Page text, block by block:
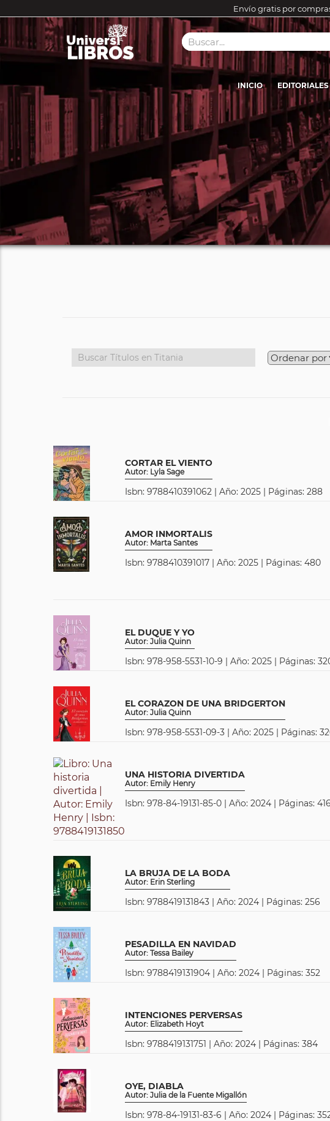
Envío gratis por
INICIO EDITORIALES
CORTAR EL VIENTO
Autor: Lyla Sage
Isbn: 9788410391062 | Año: 2025 | Páginas: 288
AMOR INMORTALIS
Autor: Marta Santes
Isbn: 9788410391017 | Año: 2025 | Páginas: 480
EL DUQUE Y YO
Autor: Julia Quinn
Isbn: 978-958-5531-10-9 | Año: 2025 | Páginas:
EL CORAZON DE UNA BRIDGERTON
Autor: Julia Quinn
Isbn: 978-958-5531-09-3 | Año: 2025 | Páginas:
UNA HISTORIA DIVERTIDA
Autor: Emily Henry
Isbn: 978-84-19131-85-0 | Año: 2024 | Páginas: 416
LA BRUJA DE LA BODA
Autor: Erin Sterling
Isbn: 9788419131843 | Año: 2024 | Páginas: 256
PESADILLA EN NAVIDAD
Autor: Tessa Bailey
Isbn: 9788419131904 | Año: 2024 | Páginas: 352
INTENCIONES PERVERSAS
Autor: Elizabeth Hoyt
Isbn: 9788419131751 | Año: 2024 | Páginas: 384
OYE, DIABLA
Autor: Julia de la Fuente Migallón
Isbn: 978-84-19131-83-6 | Año: 2024 | Páginas: